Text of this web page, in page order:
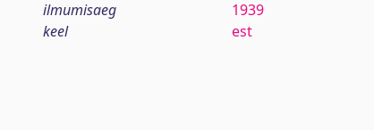
ilmumisaeg
1939
keel
est